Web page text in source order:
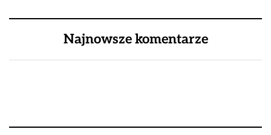
Najnowsze komentarze